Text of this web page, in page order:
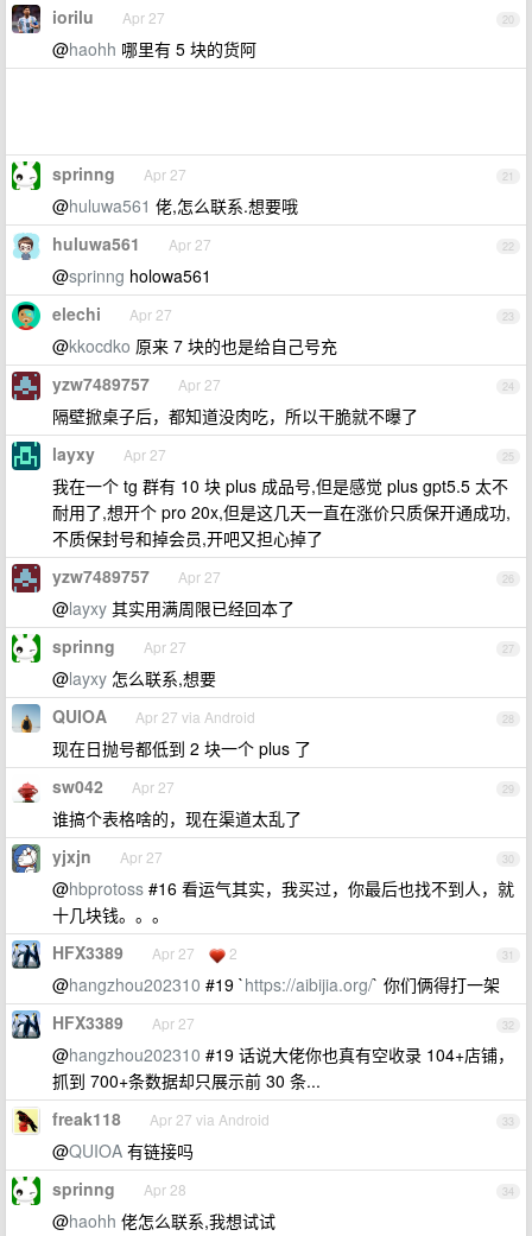
20
iorilu Apr 27
@haohh 哪里有 5 块的货阿
21
sprinng Apr 27
@huluwa561 佬,怎么联系.想要哦
22
huluwa561 Apr 27
@sprinng holowa561
23
elechi Apr 27
@kkocdko 原来 7 块的也是给自己号充
24
yzw7489757 Apr 27
隔壁掀桌子后，都知道没肉吃，所以干脆就不曝了
25
layxy Apr 27
我在一个 tg 群有 10 块 plus 成品号,但是感觉 plus gpt5.5 太不
耐用了,想开个 pro 20x,但是这几天一直在涨价只质保开通成功,
不质保封号和掉会员,开吧又担心掉了
26
yzw7489757 Apr 27
@layxy 其实用满周限已经回本了
27
sprinng Apr 27
@layxy 怎么联系,想要
28
QUIOA Apr 27 via Android
现在日抛号都低到 2 块一个 plus 了
29
sw042 Apr 27
谁搞个表格啥的，现在渠道太乱了
30
yjxjn Apr 27
@hbprotoss #16 看运气其实，我买过，你最后也找不到人，就
十几块钱。。。
31
HFX3389 Apr 27 2
@hangzhou202310 #19 `https://aibijia.org/` 你们俩得打一架
32
HFX3389 Apr 27
@hangzhou202310 #19 话说大佬你也真有空收录 104+店铺，
抓到 700+条数据却只展示前 30 条...
33
freak118 Apr 27 via Android
@QUIOA 有链接吗
34
sprinng Apr 28
@haohh 佬怎么联系,我想试试